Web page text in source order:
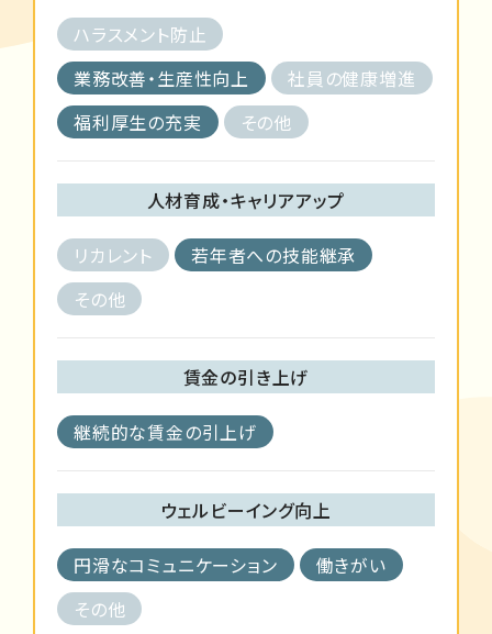
ハラスメント防止
業務改善・生産性向上
社員の健康増進
福利厚生の充実
その他
人材育成・キャリアアップ
リカレント
若年者への技能継承
その他
賃金の引き上げ
継続的な賃金の引上げ
ウェルビーイング向上
円滑なコミュニケーション
働きがい
その他